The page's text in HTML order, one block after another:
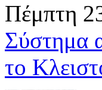
Πέμπτη
Σύστημα
το